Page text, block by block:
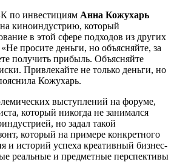
по инвестициям Анна Кожухарь
киноиндустрию, который
в этой сфере подходов из других
просите деньги, но объясняйте, за
получить прибыль. Объясняйте
Привлекайте не только деньги, но
Кожухарь.
выступлений на форуме,
который никогда не занимался
но задал такой
который на примере конкретного
и историй успеха креативный бизнес-
реальные и предметные перспективы